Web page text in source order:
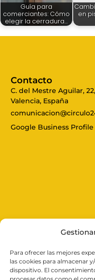
Para ofrecer las mejores
las cookies para almacenar
dispositivo. El
Guía para
comerciantes: Cómo
elegir la cerradura…
en
Expertos en cerrajería
soluciones rápidas y
Desde aperturas de
Contacto
C. del Mestre Aguilar,
Valencia, España
Google Business Profile